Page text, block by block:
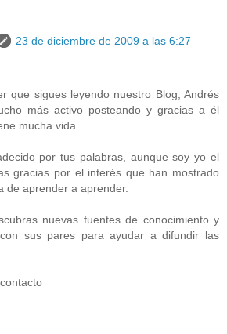
23 de diciembre de 2009 a las 6:27
que sigues leyendo nuestro Blog, Andrés
más activo posteando y gracias a él
mucha vida.
por tus palabras, aunque soy yo el
gracias por el interés que han mostrado
de aprender a aprender.
nuevas fuentes de conocimiento y
sus pares para ayudar a difundir las